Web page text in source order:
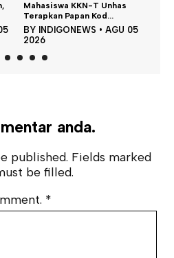
AGU 05
Satu DPO Pengeroyokan
SPBU Tapalang Dita...
BYINDIGONEWS •AGU 05
anda.
published. Fields marked
be filled.
*